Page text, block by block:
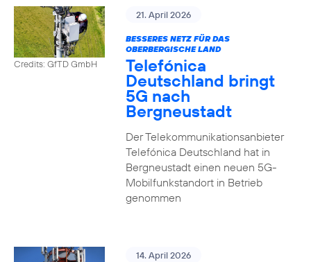
Credits: GfTD GmbH
21. April 2026
BESSERES NETZ FÜR DAS
OBERBERGISCHE LAND
Telefónica
Deutschland bringt
5G nach
Bergneustadt
Der Telekommunikationsanbieter
Telefónica Deutschland hat in
Bergneustadt einen neuen 5G-
Mobilfunkstandort in Betrieb
genommen
14. April 2026